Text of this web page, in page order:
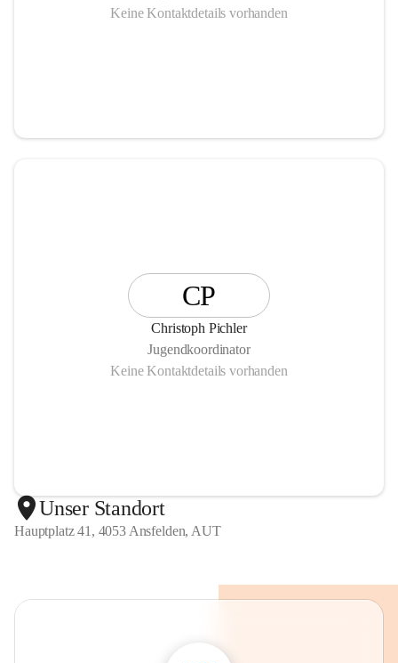
Keine Kontaktdetails vorhanden
CP
Christoph Pichler
Jugendkoordinator
Keine Kontaktdetails vorhanden
Unser Standort
Hauptplatz 41, 4053 Ansfelden, AUT